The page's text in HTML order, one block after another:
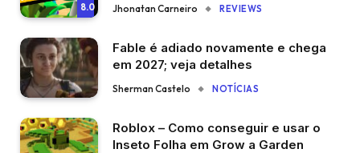
8.0 Jhonatan Carneiro REVIEWS
Fable é adiado novamente e chega
em 2027; veja detalhes
Sherman Castelo NOTÍCIAS
Roblox – Como conseguir e usar o
Inseto Folha em Grow a Garden